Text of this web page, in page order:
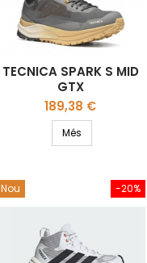
TECNICA SPARK S MID
GTX
Preu
189,38 €
Més
-20%
Nou